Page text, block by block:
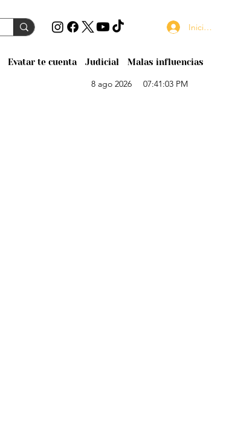
Evatar te cuenta Judicial Malas influencias
Iniciar sesión
8 ago 2026 07:41:03 PM